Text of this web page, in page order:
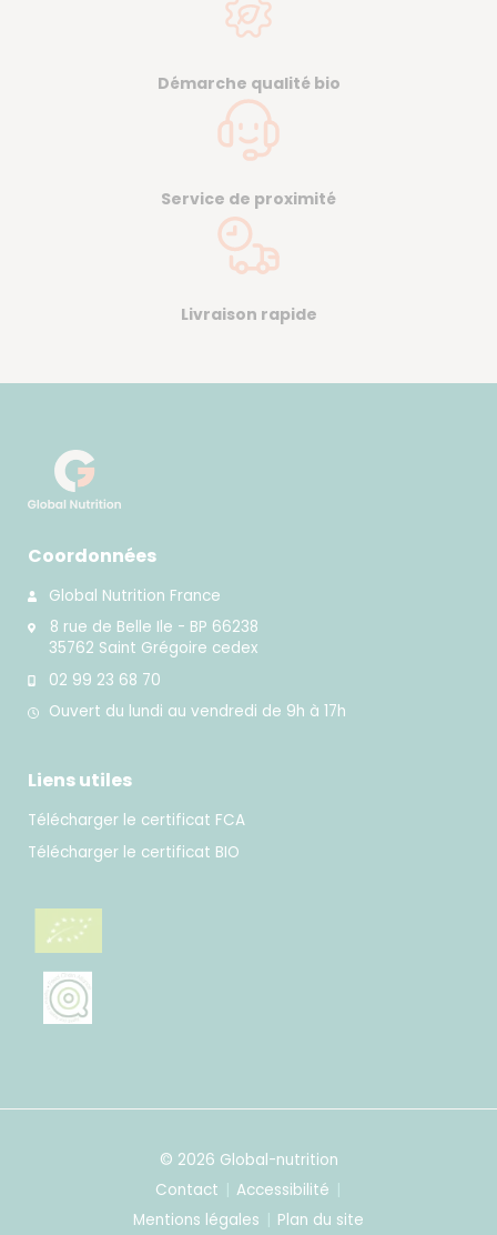
Démarche qualité bio
Service de proximité
Livraison rapide
Coordonnées
Global Nutrition France
8 rue de Belle Ile - BP 66238
35762 Saint Grégoire cedex
02 99 23 68 70
Ouvert du lundi au vendredi de 9h à 17h
Liens utiles
Télécharger le certificat FCA
Télécharger le certificat BIO
© 2026 Global-nutrition
Contact
Accessibilité
Mentions légales
Plan du site